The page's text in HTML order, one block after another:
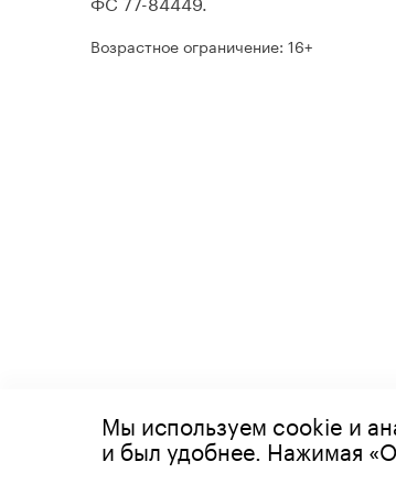
Возрастное ограничение: 16+
© 2026 Все права защищены
Мы используем cookie и
и был удобнее. Нажимая